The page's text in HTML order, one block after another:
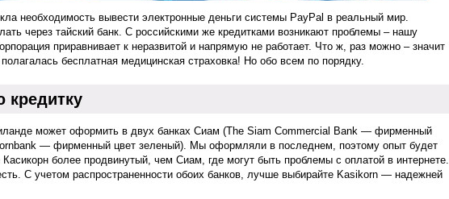
необходимость вывести электронные деньги системы PayPal в реальный мир.
через тайский банк. С российскими же кредитками возникают проблемы – нашу
приравнивает к неразвитой и напрямую не работает. Что ж, раз можно – значит
бесплатная медицинская страховка! Но обо всем по порядку.
кредитку
может оформить в двух банках Сиам (The Siam Commercial Bank — фирменный
— фирменный цвет зеленый). Мы оформляли в последнем, поэтому опыт будет
более продвинутый, чем Сиам, где могут быть проблемы с оплатой в интернете.
С учетом распространенности обоих банков, лучше выбирайте Kasikorn — надежней